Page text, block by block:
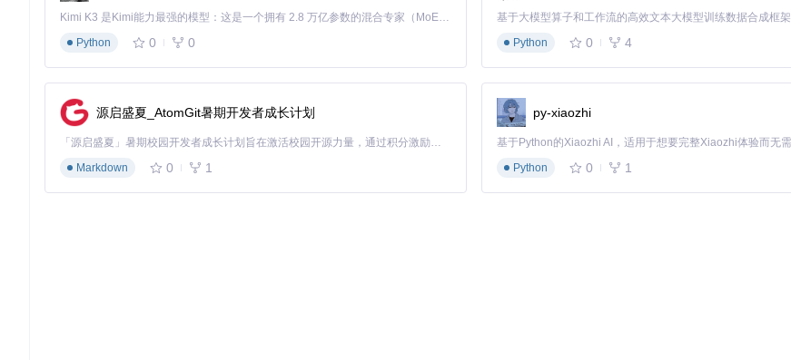
Kimi K3 是Kimi能力最强的模型：这是一个拥有 2.8 万亿参数的混合专家（MoE）模型，具备原生视觉理解能力，并支持 100 万 token 的上下文窗口。
Python
0 0
基于大模型算子和工作流的高效文本大模型训练数据合成框架
Python
0 4
源启盛夏_AtomGit暑期开发者成长计划
「源启盛夏」暑期校园开发者成长计划旨在激活校园开源力量，通过积分激励、认证扶持、资源倾斜等形式，引导高校组织和开发者完成「入驻 — 建项目 — 做贡献 — 获认证 — 得资源」的完整闭环。无论你是想带领社团入驻平台的组织者，还是希望用代码贡献证明自己的开发者，都能在这里找到属于你的成长路径。
Markdown
0 1
py-xiaozhi
Python
0 1